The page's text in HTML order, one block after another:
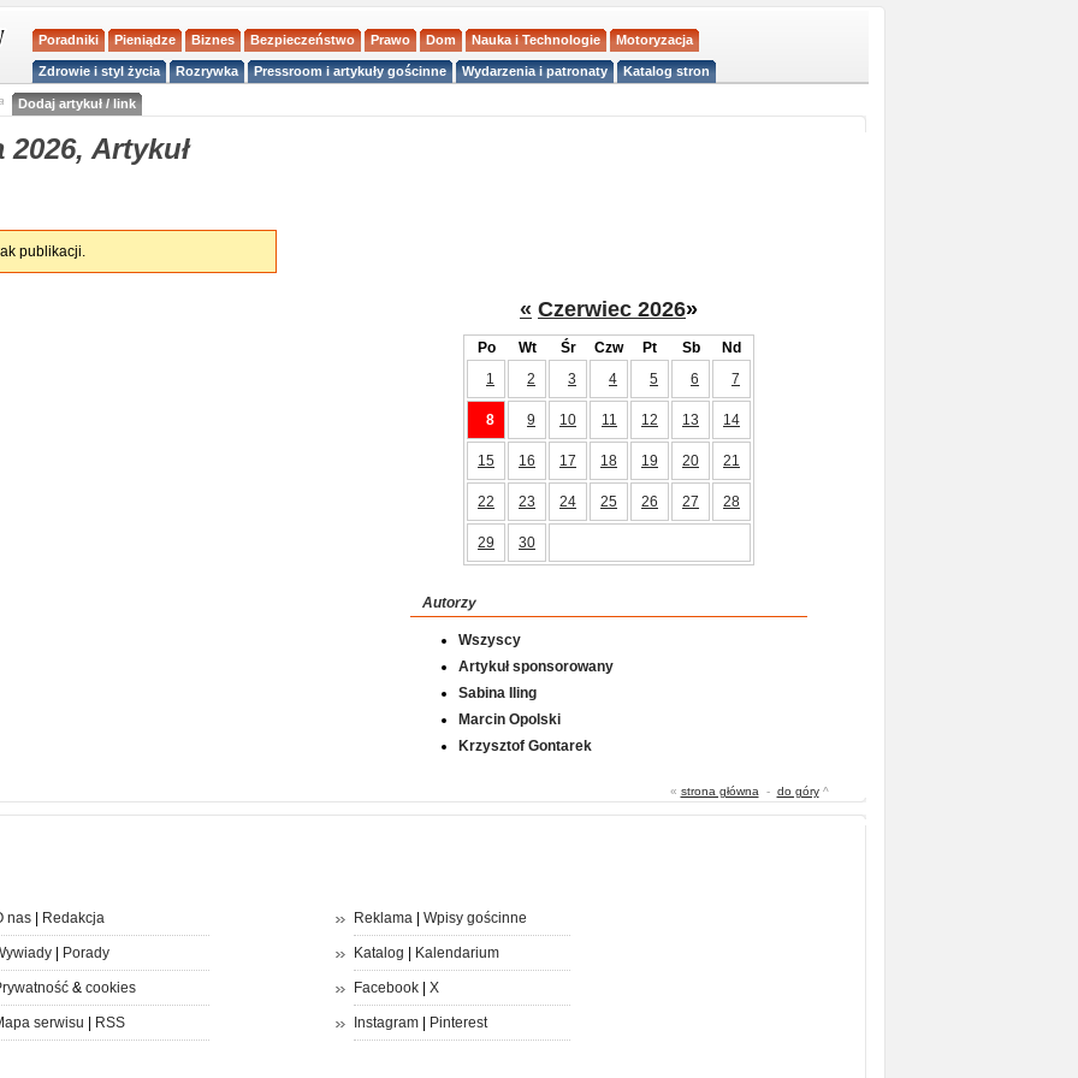
Poradniki Pieniądze Biznes Bezpieczeństwo Prawo Dom Nauka i Technologie Motoryzacja
Zdrowie i styl życia Rozrywka Pressroom i artykuły gościnne Wydarzenia i patronaty Katalog stron
Dodaj artykuł / link
Artykuł
publikacji.
« Czerwiec 2026»
Po Wt Śr Czw Pt Sb
Nd
1
2 3 4 5 6 7
8 9 10 11 12 13 14
15 16 17 18 19 20 21
22 23 24 25 26 27 28
29 30
Autorzy
Wszyscy
Artykuł sponsorowany
Sabina Iling
Marcin Opolski
Krzysztof Gontarek
« strona główna - do góry^
nas| Redakcja
| Porady
& cookies
serwisu RSS
Reklama| Wpisy gościnne
Katalog Kalendarium
Facebook| X
Instagram| Pinterest